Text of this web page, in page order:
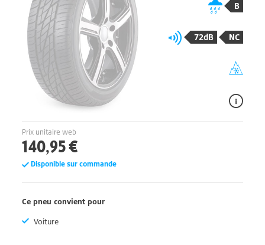
B
72dB NC
Prix unitaire web
140,95 €
Disponible sur commande
Ce pneu convient pour
Voiture